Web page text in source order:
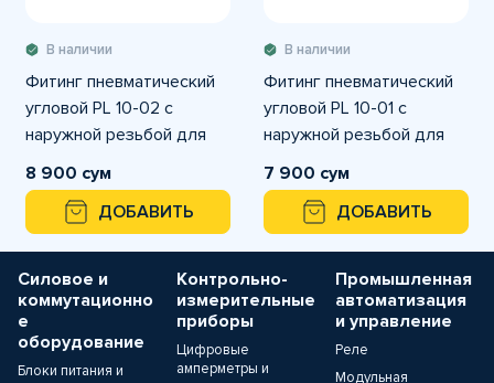
В наличии
Фитинг пневматический
угловой PL 10-02 с
наружной резьбой для
трубки с наружным
диаметром
8 900 сум
ДОБАВИТЬ
В наличии
Фитинг пневматический
угловой PL 10-01 с
наружной резьбой для
трубки с наружным
диаметром
7 900 сум
ДОБАВИТЬ
Силовое и
коммутационно
е
оборудование
Блоки питания и
Контрольно-
измерительные
приборы
Цифровые
амперметры и
Промышленная
автоматизация
и управление
Реле
Модульная